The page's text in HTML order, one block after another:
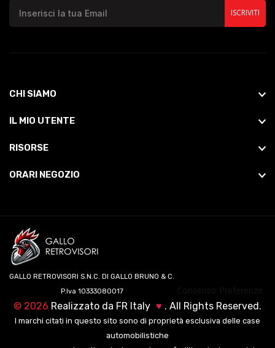
ISCRIVITI
CHI SIAMO
IL MIO UTENTE
RISORSE
ORARI NEGOZIO
GALLO RETROVISORI S.N.C. DI GALLO BRUNO & C.
P.Iva 10333080017
© 2026 Realizzato da FR Italy ♥ . All Rights Reserved.
I marchi citati in questo sito sono di proprietà esclusiva delle case
automobilistiche